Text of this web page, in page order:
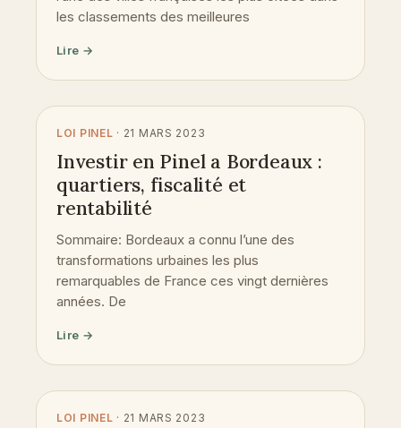
les classements des meilleures
Lire →
LOI PINEL · 21 MARS 2023
Investir en Pinel a Bordeaux :
quartiers, fiscalité et
rentabilité
Sommaire: Bordeaux a connu l’une des
transformations urbaines les plus
remarquables de France ces vingt dernières
années. De
Lire →
LOI PINEL · 21 MARS 2023